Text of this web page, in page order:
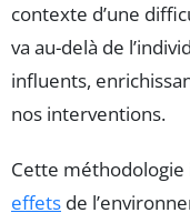
contexte d’une
va au-delà de
influents,
nos interventions.
Cette
effets de